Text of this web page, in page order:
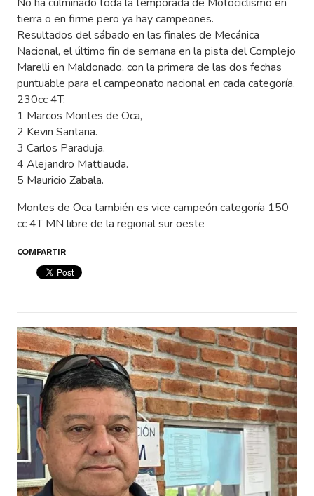
tierra o en firme pero ya hay campeones.
Resultados del sábado en las finales de Mecánica
Nacional, el último fin de semana en la pista del Complejo
Marelli en Maldonado, con la primera de las dos fechas
puntuable para el campeonato nacional en cada categoría.
230cc 4T:
1 Marcos Montes de Oca,
2 Kevin Santana.
3 Carlos Paraduja.
4 Alejandro Mattiauda.
5 Mauricio Zabala.
Montes de Oca también es vice campeón categoría 150
cc 4T MN libre de la regional sur oeste
COMPARTIR